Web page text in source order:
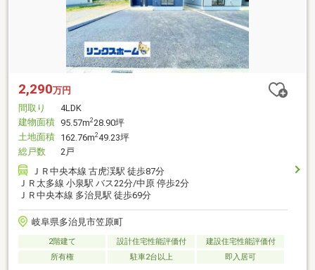
2,290万円
間取り
4LDK
建物面積 95.57m228.90坪
土地面積 162.76m249.23坪
総戸数
2戸
ＪＲ中央本線 古虎渓駅 徒歩87分
ＪＲ太多線 小泉駅 バス22分/中原 停歩2分
ＪＲ中央本線 多治見駅 徒歩69分
岐阜県多治見市笠原町
2階建て 設計住宅性能評価付
建設住宅性能評価付
所有権
駐車2台以上 即入居可